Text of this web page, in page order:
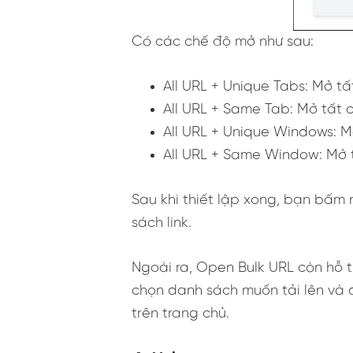
Có các chế độ mở như sau:
All URL + Unique Tabs: Mở
All URL + Same Tab: Mở tất
All URL + Unique Windows:
All URL + Same Window:
Sau khi thiết lập xong, bạn bấm
sách link.
Ngoài ra, Open Bulk URL còn
chọn danh sách muốn tải lên và
trên trang chủ.